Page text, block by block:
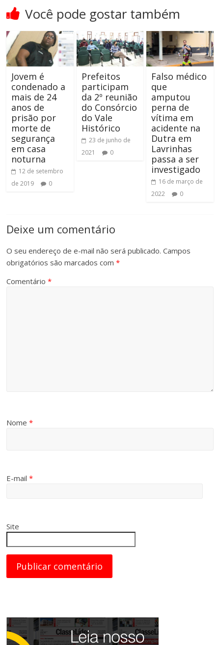
Você pode gostar também
Jovem é
condenado a
mais de 24
anos de
prisão por
morte de
segurança
em casa
noturna
12 de setembro
de 2019
0
Prefeitos
participam
da 2º reunião
do Consórcio
do Vale
Histórico
23 de junho de
2021
0
Falso médico
que
amputou
perna de
vítima em
acidente na
Dutra em
Lavrinhas
passa a ser
investigado
16 de março de
2022
0
Deixe um comentário
O seu endereço de e-mail não será publicado. Campos
obrigatórios são marcados com*
Comentário*
Nome*
E-mail*
Site